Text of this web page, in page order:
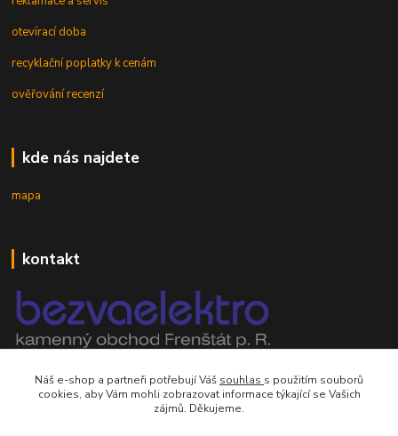
otevírací doba
recyklační poplatky k cenám
ověřování recenzí
kde nás najdete
mapa
kontakt
mobil 605 268 512
Po-Pá, 8-16 hod.
Náš e-shop a partneři potřebují Váš souhlas s použitím souborů
cookies, aby Vám mohli zobrazovat informace týkající se Vašich
zájmů. Děkujeme.